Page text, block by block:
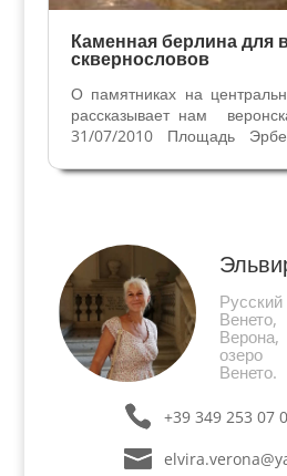
Каменная берлина для
сквернословов
О памятниках на
рассказывает нам
31/07/2010 Площадь
не менее, здесь
озеро
Венето.
+39 349 253 07